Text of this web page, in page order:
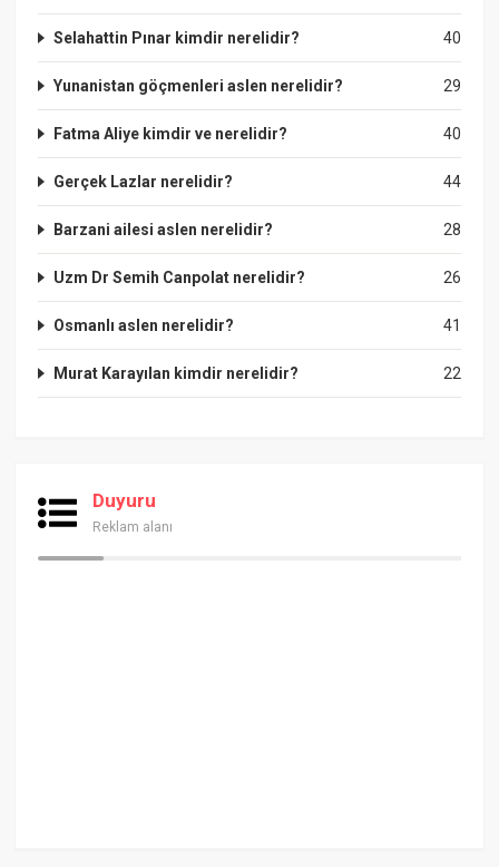
40
Selahattin Pınar kimdir nerelidir?
29
Yunanistan göçmenleri aslen nerelidir?
40
Fatma Aliye kimdir ve nerelidir?
44
Gerçek Lazlar nerelidir?
28
Barzani ailesi aslen nerelidir?
26
Uzm Dr Semih Canpolat nerelidir?
41
Osmanlı aslen nerelidir?
22
Murat Karayılan kimdir nerelidir?
Duyuru
Reklam alanı